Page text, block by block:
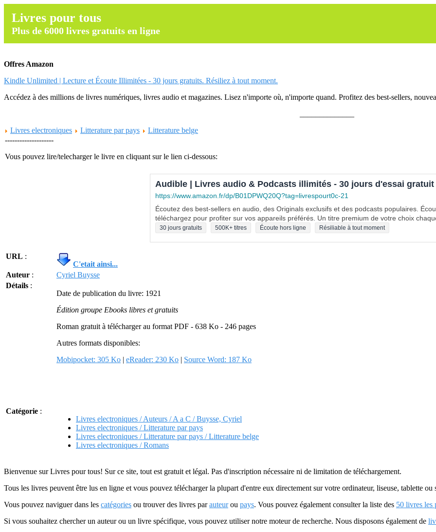
Livres pour tous
Plus de 6000 livres gratuits en ligne
Offres Amazon
Kindle Unlimited | Lecture et Écoute Illimitées - 30 jours gratuits. Résiliez à tout moment.
Accédez à des millions de livres numériques, livres audio et magazines. Lisez n'importe où, n'importe quand. Profitez des best-sellers,
Livres electroniques
Litterature par pays
Litterature belge
--------------------
Vous pouvez lire/telecharger le livre en cliquant sur le lien ci-dessous:
Audible | Livres audio & Podcasts illimités - 30 jours d'essai gratuit
https://www.amazon.fr/dp/B01DPWQ20Q?tag=livrespourt0c-21
Écoutez des best-sellers en audio, des Originals exclusifs et des podcasts populaires.
téléchargez pour profiter sur vos appareils préférés. Un titre premium de votre choix
30 jours gratuits 500K+ titres Écoute hors ligne Résiliable à tout moment
URL :
C'etait ainsi...
Auteur :
Cyriel Buysse
Détails :
Date de publication du livre: 1921
Édition groupe Ebooks libres et gratuits
Roman gratuit à télécharger au format PDF - 638 Ko - 246 pages
Autres formats disponibles:
Mobipocket: 305 Ko | eReader: 230 Ko | Source Word: 187 Ko
Catégorie :
Livres electroniques / Auteurs / A a C / Buysse, Cyriel
Livres electroniques / Litterature par pays
Livres electroniques / Litterature par pays / Litterature belge
Livres electroniques / Romans
Bienvenue sur Livres pour tous! Sur ce site, tout est gratuit et légal. Pas d'inscription nécessaire ni de limitation de téléchargement.
Tous les livres peuvent être lus en ligne et vous pouvez télécharger la plupart d'entre eux directement sur votre ordinateur, liseuse, tablette ou
Vous pouvez naviguer dans les catégories ou trouver des livres parauteurou pays. Vous pouvez également consulter la liste des 50 livres les
Si vous souhaitez chercher un auteur ou un livre spécifique, vous pouvez utiliser notre moteur de recherche. Nous disposons également de